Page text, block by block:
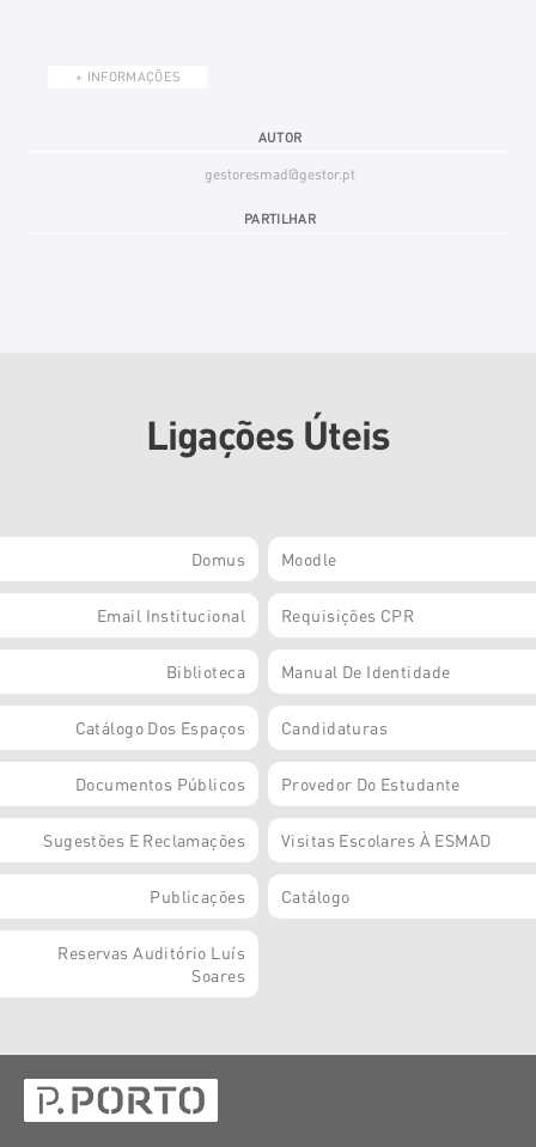
+ INFORMAÇÕES
AUTOR
gestoresmad@gestor.pt
PARTILHAR
Ligações Úteis
Domus Moodle
Email Institucional Requisições CPR
Biblioteca Manual De Identidade
Catálogo Dos Espaços Candidaturas
Documentos Públicos Provedor Do Estudante
Sugestões E Reclamações Visitas Escolares À ESMAD
Publicações Catálogo
Reservas Auditório Luís
Soares